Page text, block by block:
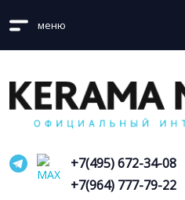
меню
+7(495) 672-34-08
+7(964) 777-79-22